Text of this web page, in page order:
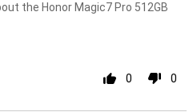
the Honor Magic7 Pro 512GB
0 0